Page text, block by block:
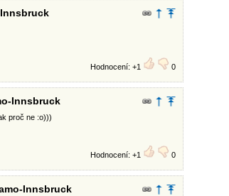
Hodnocení: +1 0
Innsbruck
proč ne :o)))
Hodnocení: +1 0
Innsbruck